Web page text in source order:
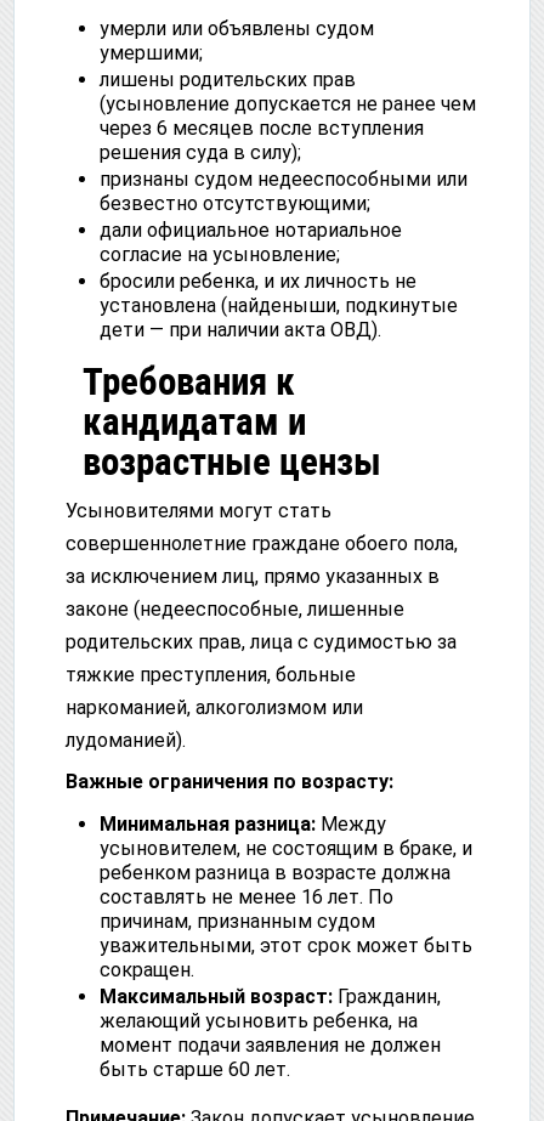
умерли или объявлены судом
умершими;
лишены родительских прав
(усыновление допускается не ранее чем
через 6 месяцев после вступления
решения суда в силу);
признаны судом недееспособными или
безвестно отсутствующими;
дали официальное нотариальное
согласие на усыновление;
бросили ребенка, и их личность не
установлена (найденыши, подкинутые
дети — при наличии акта ОВД).
Требования к
кандидатам и
возрастные цензы
Усыновителями могут стать
совершеннолетние граждане обоего пола,
за исключением лиц, прямо указанных в
законе (недееспособные, лишенные
родительских прав, лица с судимостью за
тяжкие преступления, больные
наркоманией, алкоголизмом или
лудоманией).
Важные ограничения по возрасту:
Минимальная разница: Между
усыновителем, не состоящим в браке, и
ребенком разница в возрасте должна
составлять не менее 16 лет. По
причинам, признанным судом
уважительными, этот срок может быть
сокращен.
Максимальный возраст: Гражданин,
желающий усыновить ребенка, на
момент подачи заявления не должен
быть старше 60 лет.